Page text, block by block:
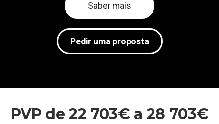
Saber mais
Pedir uma proposta
PVP de 22 703€ a 28 703€